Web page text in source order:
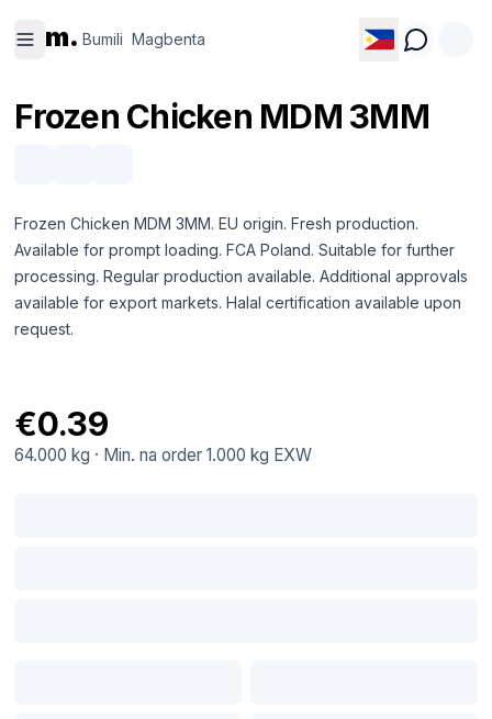
m. Bumili Magbenta
Frozen Chicken MDM 3MM
Frozen Chicken MDM 3MM. EU origin. Fresh production.
Available for prompt loading. FCA Poland. Suitable for further
processing. Regular production available. Additional approvals
available for export markets. Halal certification available upon
request.
€0.39
64.000 kg · Min. na order 1.000 kg EXW